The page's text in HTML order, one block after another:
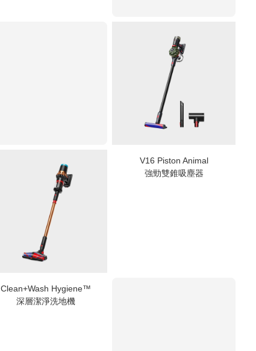
V16 Piston Animal
強勁雙錐吸塵器
Clean+Wash Hygiene™
深層潔淨洗地機